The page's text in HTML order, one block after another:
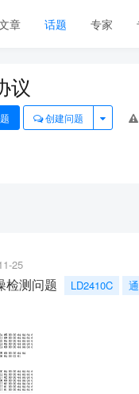
章 话题 专家
议
创建问题
25
检测问题 LD2410C